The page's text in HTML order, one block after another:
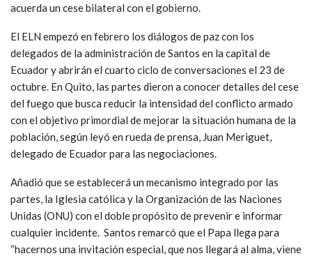
acuerda un cese bilateral con el gobierno.
El ELN empezó en febrero los diálogos de paz con los
delegados de la administración de Santos en la capital de
Ecuador y abrirán el cuarto ciclo de conversaciones el 23 de
octubre. En Quito, las partes dieron a conocer detalles del cese
del fuego que busca reducir la intensidad del conflicto armado
con el objetivo primordial de mejorar la situación humana de la
población, según leyó en rueda de prensa, Juan Meriguet,
delegado de Ecuador para las negociaciones.
Añadió que se establecerá un mecanismo integrado por las
partes, la Iglesia católica y la Organización de las Naciones
Unidas (ONU) con el doble propósito de prevenir e informar
cualquier incidente. Santos remarcó que el Papa llega para
“hacernos una invitación especial, que nos llegará al alma, viene